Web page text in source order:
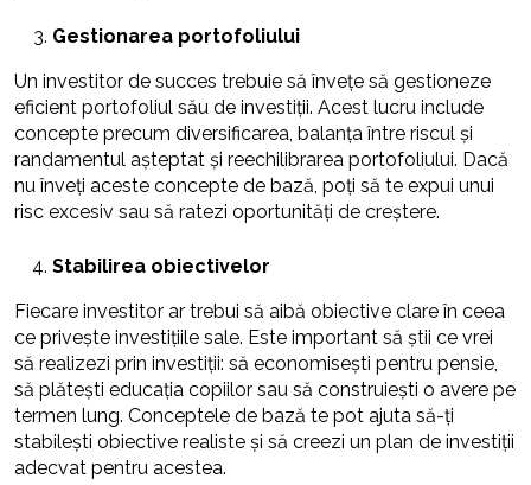
Gestionarea portofoliului
Un investitor de succes trebuie să învețe să gestioneze
eficient portofoliul său de investiții. Acest lucru include
concepte precum diversificarea, balanța între riscul și
randamentul așteptat și reechilibrarea portofoliului. Dacă
nu înveți aceste concepte de bază, poți să te expui unui
risc excesiv sau să ratezi oportunități de creștere.
Stabilirea obiectivelor
Fiecare investitor ar trebui să aibă obiective clare în ceea
ce privește investițiile sale. Este important să știi ce vrei
să realizezi prin investiții: să economisești pentru pensie,
să plătești educația copiilor sau să construiești o avere pe
termen lung. Conceptele de bază te pot ajuta să-ți
stabilești obiective realiste și să creezi un plan de investiții
adecvat pentru acestea.